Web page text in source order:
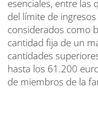
esenciales, entre las
del límite de
considerados como
cantidad fija de un
cantidades
hasta los 61.200
de miembros de la